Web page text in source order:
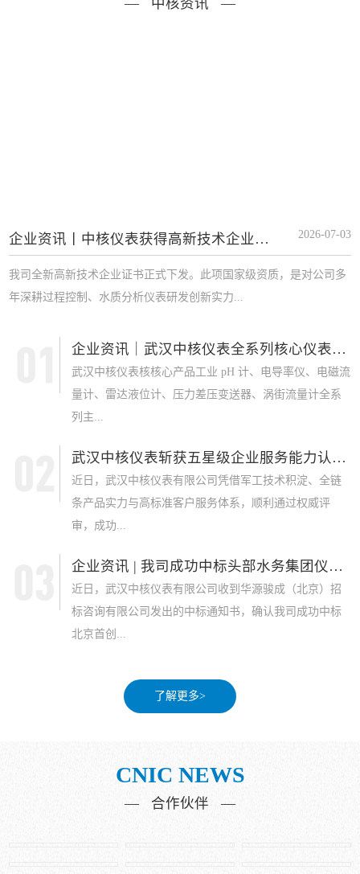
企业资讯丨中核仪表获得高新技术企业证书 2026-07-03
我司全新高新技术企业证书正式下发。此项国家级资质，是对公司多
年深耕过程控制、水质分析仪表研发创新实力...
企业资讯｜武汉中核仪表全系列核心仪表获 SI...
武汉中核仪表核核心产品工业 pH 计、电导率仪、电磁流
量计、雷达液位计、压力差压变送器、涡街流量计全系
列主...
武汉中核仪表斩获五星级企业服务能力认证，军...
近日，武汉中核仪表有限公司凭借军工技术积淀、全链
条产品实力与高标准客户服务体系，顺利通过权威评
审，成功...
企业资讯 | 我司成功中标头部水务集团仪表采...
近日，武汉中核仪表有限公司收到华源骏成（北京）招
标咨询有限公司发出的中标通知书，确认我司成功中标
北京首创...
了解更多>
CNIC NEWS
— 合作伙伴 —